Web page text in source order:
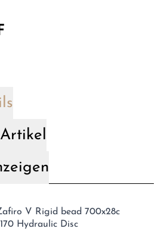
V Rigid bead 700x28c
Hydraulic Disc